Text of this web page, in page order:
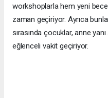
workshoplarla hem yeni
zaman geçiriyor. Ayrıca
sırasında çocuklar, anne
eğlenceli vakit geçiriyor.